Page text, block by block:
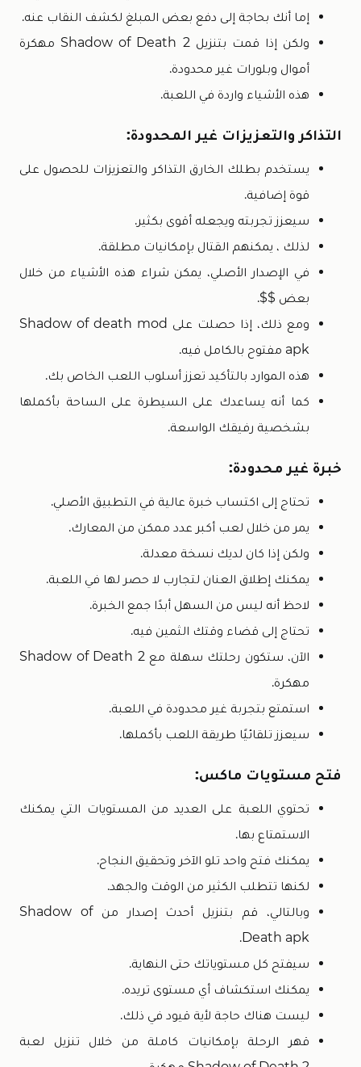
إما أنك بحاجة إلى دفع بعض المبلغ لكشف النقاب عنه.
ولكن إذا قمت بتنزيل Shadow of Death 2 مهكرة
أموال وبلورات غير محدودة.
هذه الأشياء واردة في اللعبة.
التذاكر والتعزيزات غير المحدودة:
يستخدم بطلك الخارق التذاكر والتعزيزات للحصول على
قوة إضافية.
سيعزز تجربته ويجعله أقوى بكثير.
لذلك ، يمكنهم القتال بإمكانيات مطلقة.
في الإصدار الأصلي، يمكن شراء هذه الأشياء من خلال
بعض $$.
ومع ذلك، إذا حصلت على Shadow of death mod
apk مفتوح بالكامل فيه.
هذه الموارد بالتأكيد تعزز أسلوب اللعب الخاص بك.
كما أنه يساعدك على السيطرة على الساحة بأكملها
بشخصية رفيقك الواسعة.
خبرة غير محدودة:
تحتاج إلى اكتساب خبرة عالية في التطبيق الأصلي.
يمر من خلال لعب أكبر عدد ممكن من المعارك.
ولكن إذا كان لديك نسخة معدلة.
يمكنك إطلاق العنان لتجارب لا حصر لها في اللعبة.
لاحظ أنه ليس من السهل أبدًا جمع الخبرة.
تحتاج إلى قضاء وقتك الثمين فيه.
الآن، ستكون رحلتك سهلة مع Shadow of Death 2
مهكرة.
استمتع بتجربة غير محدودة في اللعبة.
سيعزز تلقائيًا طريقة اللعب بأكملها.
فتح مستويات ماكس:
تحتوي اللعبة على العديد من المستويات التي يمكنك
الاستمتاع بها.
يمكنك فتح واحد تلو الآخر وتحقيق النجاح.
لكنها تتطلب الكثير من الوقت والجهد.
وبالتالي، قم بتنزيل أحدث إصدار من Shadow of
Death apk.
سيفتح كل مستوياتك حتى النهاية.
يمكنك استكشاف أي مستوى تريده.
ليست هناك حاجة لأية قيود في ذلك.
قهر الرحلة بإمكانيات كاملة من خلال تنزيل لعبة